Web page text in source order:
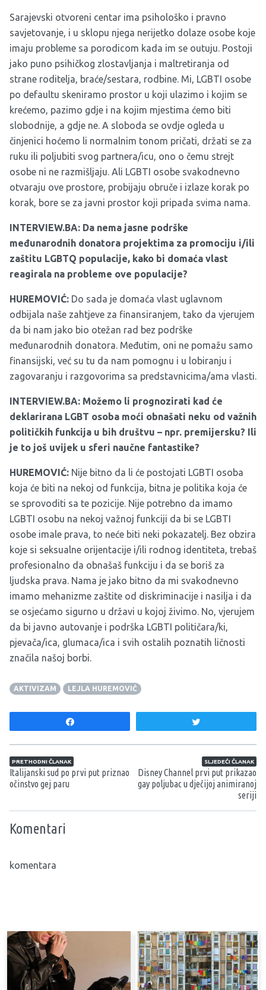
Sarajevski otvoreni centar ima psihološko i pravno
savjetovanje, i u sklopu njega nerijetko dolaze osobe koje
imaju probleme sa porodicom kada im se outuju. Postoji
jako puno psihičkog zlostavljanja i maltretiranja od
strane roditelja, braće/sestara, rodbine. Mi, LGBTI osobe
po defaultu skeniramo prostor u koji ulazimo i kojim se
krećemo, pazimo gdje i na kojim mjestima ćemo biti
slobodnije, a gdje ne. A sloboda se ovdje ogleda u
činjenici hoćemo li normalnim tonom pričati, držati se za
ruku ili poljubiti svog partnera/icu, ono o čemu strejt
osobe ni ne razmišljaju. Ali LGBTI osobe svakodnevno
otvaraju ove prostore, probijaju obruče i izlaze korak po
korak, bore se za javni prostor koji pripada svima nama.
INTERVIEW.BA: Da nema jasne podrške
međunarodnih donatora projektima za promociju i/ili
zaštitu LGBTQ populacije, kako bi domaća vlast
reagirala na probleme ove populacije?
HUREMOVIĆ: Do sada je domaća vlast uglavnom
odbijala naše zahtjeve za finansiranjem, tako da vjerujem
da bi nam jako bio otežan rad bez podrške
međunarodnih donatora. Međutim, oni ne pomažu samo
finansijski, već su tu da nam pomognu i u lobiranju i
zagovaranju i razgovorima sa predstavnicima/ama vlasti.
INTERVIEW.BA: Možemo li prognozirati kad će
deklarirana LGBT osoba moći obnašati neku od važnih
političkih funkcija u bih društvu – npr. premijersku? Ili
je to još uvijek u sferi naučne fantastike?
HUREMOVIĆ: Nije bitno da li će postojati LGBTI osoba
koja će biti na nekoj od funkcija, bitna je politika koja će
se sprovoditi sa te pozicije. Nije potrebno da imamo
LGBTI osobu na nekoj važnoj funkciji da bi se LGBTI
osobe imale prava, to neće biti neki pokazatelj. Bez obzira
koje si seksualne orijentacije i/ili rodnog identiteta, trebaš
profesionalno da obnašaš funkciju i da se boriš za
ljudska prava. Nama je jako bitno da mi svakodnevno
imamo mehanizme zaštite od diskriminacije i nasilja i da
se osjećamo sigurno u državi u kojoj živimo. No, vjerujem
da bi javno autovanje i podrška LGBTI političara/ki,
pjevača/ica, glumaca/ica i svih ostalih poznatih ličnosti
značila našoj borbi.
AKTIVIZAM LEJLA HUREMOVIĆ
Navigacija članaka
PRETHODNI ČLANAK
Italijanski sud po prvi put priznao
očinstvo gej paru
SLJEDEĆI ČLANAK
Disney Channel prvi put prikazao
gay poljubac u dječijoj animiranoj
seriji
Komentari
komentara